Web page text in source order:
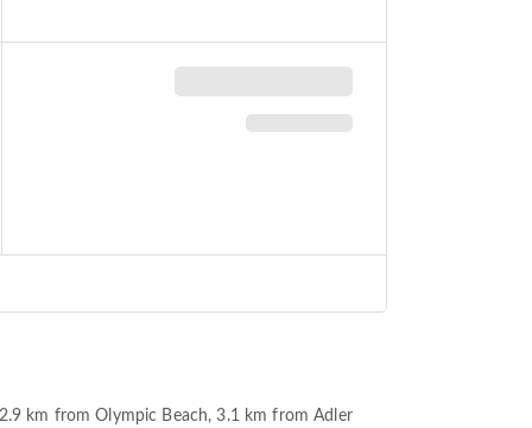
km from Olympic Beach, 3.1 km from Adler